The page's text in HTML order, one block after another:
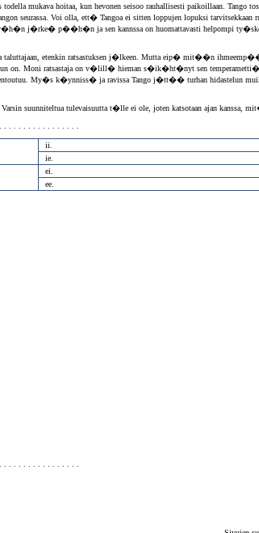
mukava hoitaa, kun hevonen seisoo rauhallisesti paikoillaan.
seurassa. Voi olla, ett� Tangoa ei sitten loppujen lopuksi
v�h�n j�rke� p��h�n ja sen kannssa on huomattavasti helpompi
etenkin ratsastuksen j�lkeen. Mutta eip� mit��n
on. Moni ratsastaja on v�lill� hieman s�ik�ht�nyt sen
My�s k�ynniss� ja ravissa Tango j�tt�� turhan hidastelun
suunniteltua tulevaisuutta t�lle ei ole, joten katsotaan ajan kanssa,
ii.
ie.
ei.
ee.
. . . . . . . . . . . . . . . . .